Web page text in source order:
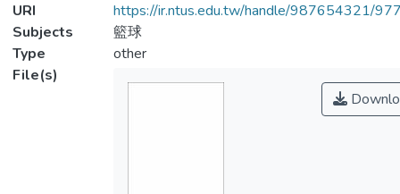
URI
https://ir.ntus.edu.tw/handle/987654321/
Subjects
籃球
Type
other
File(s)